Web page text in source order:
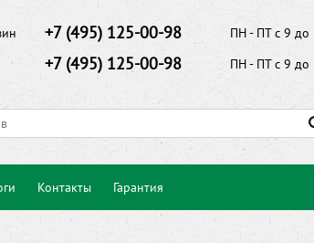
+7 (495) 125-00-98
ПН - ПТ с 9 до
+7 (495) 125-00-98 ПН - ПТ с 9 до
Контакты Гарантия